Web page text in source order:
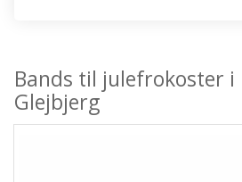
Bands til julefrokoster
Glejbjerg